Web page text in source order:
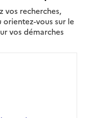
vos recherches,
orientez-vous sur le
vos démarches